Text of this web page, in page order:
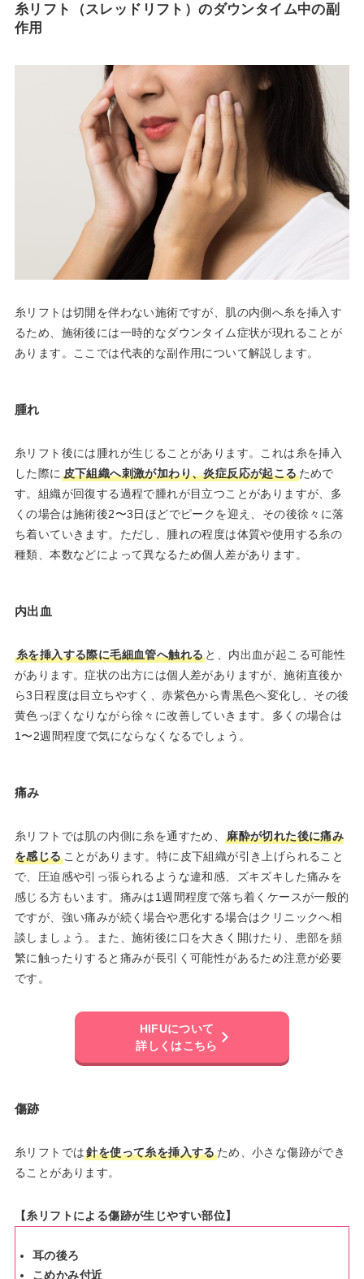
糸リフト（スレッドリフト）のダウンタイム中の副
作用
糸リフトは切開を伴わない施術ですが、肌の内側へ糸を挿入す
るため、施術後には一時的なダウンタイム症状が現れることが
あります。ここでは代表的な副作用について解説します。
腫れ
糸リフト後には腫れが生じることがあります。これは糸を挿入
した際に 皮下組織へ刺激が加わり、炎症反応が起こるためで
す。組織が回復する過程で腫れが目立つことがありますが、多
くの場合は施術後2〜3日ほどでピークを迎え、その後徐々に落
ち着いていきます。ただし、腫れの程度は体質や使用する糸の
種類、本数などによって異なるため個人差があります。
内出血
糸を挿入する際に毛細血管へ触れる と、内出血が起こる可能性
があります。症状の出方には個人差がありますが、施術直後か
ら3日程度は目立ちやすく、赤紫色から青黒色へ変化し、その後
黄色っぽくなりながら徐々に改善していきます。多くの場合は
1〜2週間程度で気にならなくなるでしょう。
痛み
糸リフトでは肌の内側に糸を通すため、麻酔が切れた後に痛み
を感じることがあります。特に皮下組織が引き上げられること
で、圧迫感や引っ張られるような違和感、ズキズキした痛みを
感じる方もいます。痛みは1週間程度で落ち着くケースが一般的
ですが、強い痛みが続く場合や悪化する場合はクリニックへ相
談しましょう。また、施術後に口を大きく開けたり、患部を頻
繁に触ったりすると痛みが長引く可能性があるため注意が必要
です。
HIFUについて
詳しくはこちら
傷跡
糸リフトでは針を使って糸を挿入するため、小さな傷跡ができ
ることがあります。
【糸リフトによる傷跡が生じやすい部位】
耳の後ろ
こめかみ付近